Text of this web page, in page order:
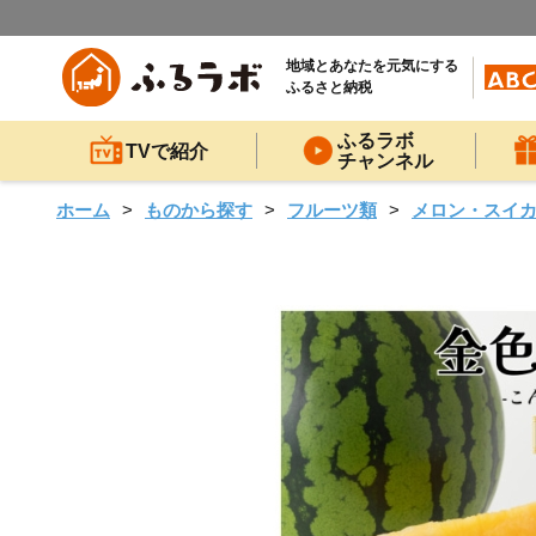
地域とあなたを元気にする
ふるさと納税
TVで紹介
ふるラボ
チャンネル
ホーム ものから探す フルーツ類 メロン・スイカ